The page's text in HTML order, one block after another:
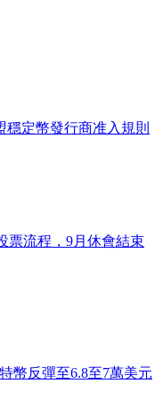
定幣發行商准入規則
票流程，9月休會結束
幣反彈至6.8至7萬美元